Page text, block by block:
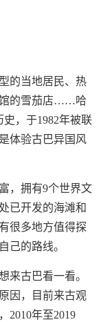
的当地居民、热
馆的雪茄店……哈
史，于1982年被联
体验古巴异国风
，拥有9个世界文
已开发的海滩和
很多地方值得探
己的路线。
来古巴看一看。
因，目前来古观
2010年至2019